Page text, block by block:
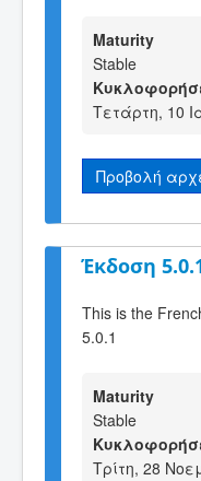
Maturity
Stable
Τετάρτη, 10
Προβολή
Έκδοση
This is the
5.0.1
Maturity
Stable
Τρίτη, 28